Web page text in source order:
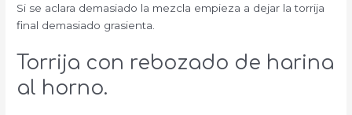
Si se aclara demasiado la mezcla empieza a dejar la torrija
final demasiado grasienta.
Torrija con rebozado de harina
al horno.